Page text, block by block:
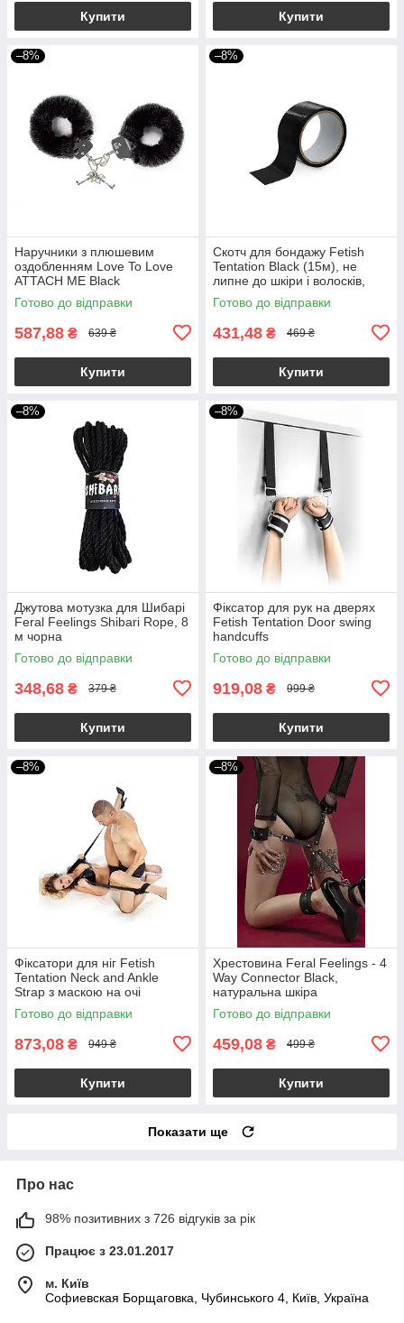
Купити Купити
–8%
Наручники з плюшевим
оздобленням Love To Love
ATTACH ME Black
Готово до відправки
587,88 ₴ 639 ₴
Купити
–8%
Скотч для бондажу Fetish
Tentation Black (15м), не
липне до шкіри і волосків,
тільки сам до себе
Готово до відправки
431,48 ₴ 469 ₴
Купити
–8%
Джутова мотузка для Шибарі
Feral Feelings Shibari Rope, 8
м чорна
Готово до відправки
348,68 ₴ 379 ₴
Купити
–8%
Фіксатор для рук на дверях
Fetish Tentation Door swing
handcuffs
Готово до відправки
919,08 ₴ 999 ₴
Купити
–8%
Фіксатори для ніг Fetish
Tentation Neck and Ankle
Strap з маскою на очі
Готово до відправки
873,08 ₴ 949 ₴
Купити
–8%
Хрестовина Feral Feelings - 4
Way Connector Black,
натуральна шкіра
Готово до відправки
459,08 ₴ 499 ₴
Купити
Показати ще
Про нас
98% позитивних з 726 відгуків за рік
Працює з 23.01.2017
м. Київ
Софиевская Борщаговка, Чубинського 4, Київ, Україна